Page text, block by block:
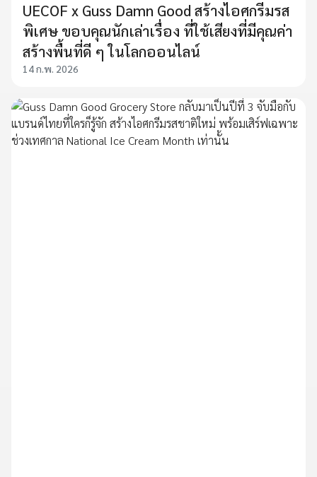
UECOF x Guss Damn Good สร้างไอศกรีมรส
พิเศษ ขอบคุณนักเล่าเรื่อง ที่ใช้เสียงที่มีคุณค่า
สร้างพื้นที่ดี ๆ ในโลกออนไลน์
14 ก.พ. 2026